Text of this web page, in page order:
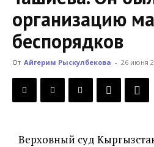
Новости
Кыргызстана
организацию
беспорядков
От Айгерим Рыскулбекова - 26 июня
Верховный суд